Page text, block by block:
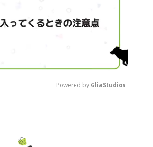
Powered by GliaStudios